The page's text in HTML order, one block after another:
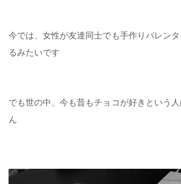
今では、女性が友達同士でも手作りバレン
るみたいです
でも世の中、今も昔もチョコが好きという
ん